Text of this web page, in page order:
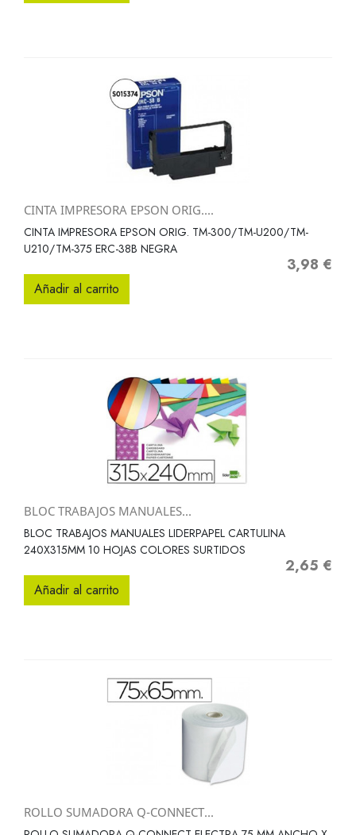
CINTA IMPRESORA EPSON ORIG....
CINTA IMPRESORA EPSON ORIG. TM-300/TM-U200/TM-
U210/TM-375 ERC-38B NEGRA
Precio
3,98 €
Añadir al carrito
BLOC TRABAJOS MANUALES...
BLOC TRABAJOS MANUALES LIDERPAPEL CARTULINA
240X315MM 10 HOJAS COLORES SURTIDOS
Precio
2,65 €
Añadir al carrito
ROLLO SUMADORA Q-CONNECT...